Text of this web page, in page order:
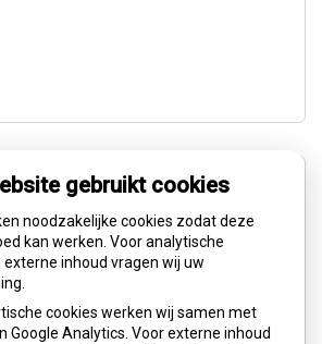
O.M.F.T
Functionele Therapie)
gebruikt cookies
noodzakelijke cookies zodat deze
kan werken. Voor analytische
externe inhoud vragen wij uw
cookies werken wij samen met
Google Analytics. Voor externe inhoud